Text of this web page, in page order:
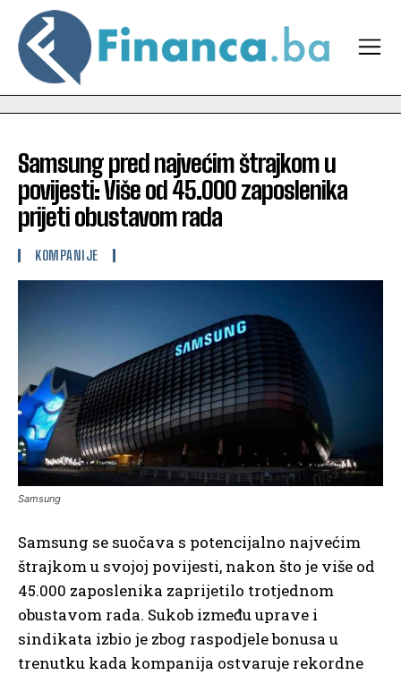
Samsung pred najvećim štrajkom u
povijesti: Više od 45.000 zaposlenika
prijeti obustavom rada
KOMPANIJE
Samsung
Samsung se suočava s potencijalno najvećim
štrajkom u svojoj povijesti, nakon što je više od
45.000 zaposlenika zaprijetilo trotjednom
obustavom rada. Sukob između uprave i
sindikata izbio je zbog raspodjele bonusa u
trenutku kada kompanija ostvaruje rekordne